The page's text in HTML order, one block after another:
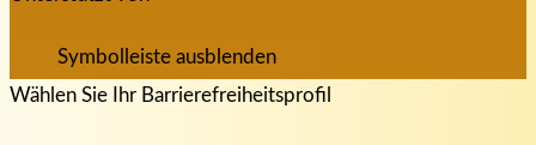
Symbolleiste ausblenden
Wählen Sie Ihr Barrierefreiheitsprofil